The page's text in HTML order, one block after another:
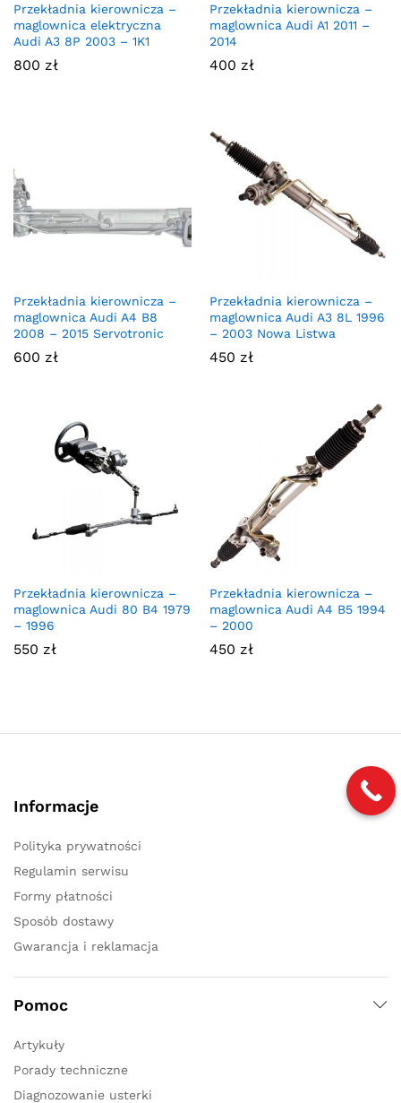
Przekładnia kierownicza –
maglownica elektryczna
Audi A3 8P 2003 – 1K1
800 zł
Przekładnia kierownicza –
maglownica Audi A1 2011 –
2014
400 zł
Przekładnia kierownicza –
maglownica Audi A4 B8
2008 – 2015 Servotronic
600 zł
Przekładnia kierownicza –
maglownica Audi A3 8L 1996
– 2003 Nowa Listwa
450 zł
Przekładnia kierownicza –
maglownica Audi 80 B4 1979
– 1996
550 zł
Przekładnia kierownicza –
maglownica Audi A4 B5 1994
– 2000
450 zł
Informacje
Polityka prywatności
Regulamin serwisu
Formy płatności
Sposób dostawy
Gwarancja i reklamacja
Pomoc
Artykuły
Porady techniczne
Diagnozowanie usterki